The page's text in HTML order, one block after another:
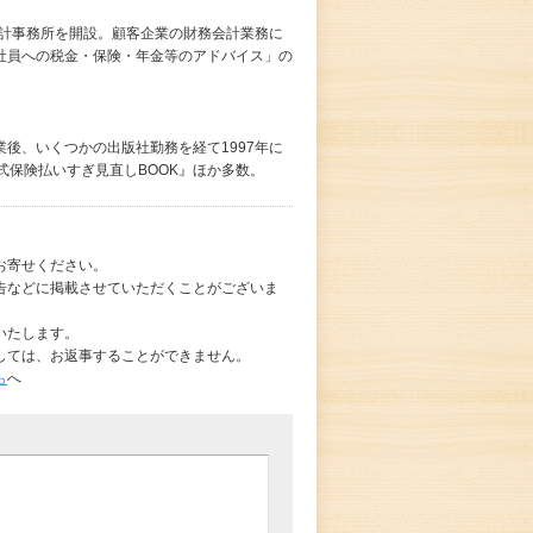
事務所を開設。顧客企業の財務会計業務に
への税金・保険・年金等のアドバイス」の
、いくつかの出版社勤務を経て1997年に
険払いすぎ見直しBOOK』ほか多数。
せください。
どに掲載させていただくことがございま
します。
は、お返事することができません。
へ